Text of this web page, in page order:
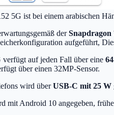
5G ist bei einem arabischen
derSnapdragon
aufgeführt,
auf jeden Fall über eine
über einen 32MP-Sensor.
wird überUSB-C mit 25 W
mit Android 10 angegeben,